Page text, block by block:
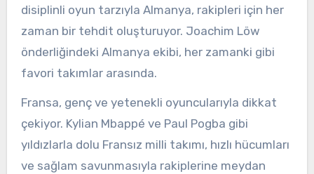
disiplinli oyun tarzıyla Almanya, rakipleri için her
zaman bir tehdit oluşturuyor. Joachim Löw
önderliğindeki Almanya ekibi, her zamanki gibi
favori takımlar arasında.
Fransa, genç ve yetenekli oyuncularıyla dikkat
çekiyor. Kylian Mbappé ve Paul Pogba gibi
yıldızlarla dolu Fransız milli takımı, hızlı hücumları
ve sağlam savunmasıyla rakiplerine meydan